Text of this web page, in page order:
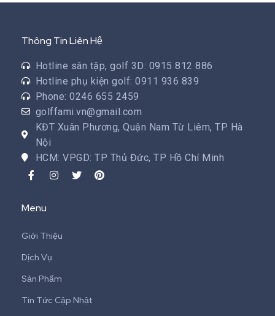
Thông Tin Liên Hệ
Hotline sân tập, golf 3D: 0915 812 886
Hotline phụ kiện golf: 0911 936 839
Phone: 0246 655 2459
golffami.vn@gmail.com
KĐT Xuân Phương, Quận Nam Từ Liêm, TP Hà
Nội
HCM: VPGD: TP Thủ Đức, TP Hồ Chí Minh
Menu
Giới Thiệu
Dịch Vụ
Sản Phẩm
Tin Tức Cập Nhật